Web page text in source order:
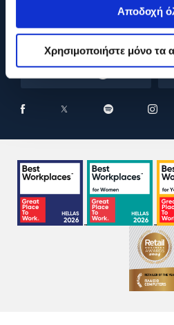
Αποδοχή
Χρησιμοποιήστε μόνο τα